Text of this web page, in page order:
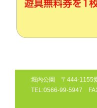
堀内公園 〒444-1155
TEL:0566-99-5947